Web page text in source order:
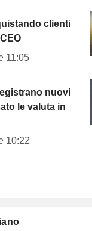
clienti
11:05
nuovi
le valuta in
10:22